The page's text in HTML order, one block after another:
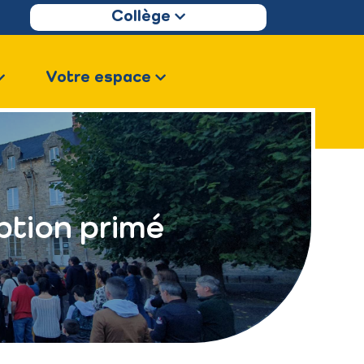
Collège
Votre espace
primé